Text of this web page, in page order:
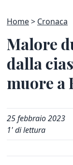
Home Cronaca
Malore
dalla
muore a
25 febbraio 2023
1' di lettura